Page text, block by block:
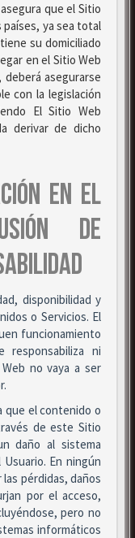
que el Sitio
países, ya sea total
su domiciliado
en el Sitio Web
deberá asegurarse
con la legislación
El Sitio Web
derivar de dicho
EN EL
DE
disponibilidad y
o Servicios. El
funcionamiento
ni
no vaya a ser
que el contenido o
de este Sitio
daño al sistema
En ningún
pérdidas, daños
por el acceso,
pero no
informáticos